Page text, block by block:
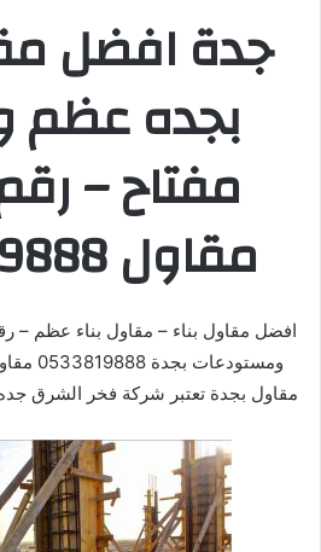
جدة افضل
بجده عظم
مفتاح –
مقاول 0533819888
افضل مقاول بناء – مقاول بناء عظم –
مقاول بجدة تعتبر شركة فخر الشرق